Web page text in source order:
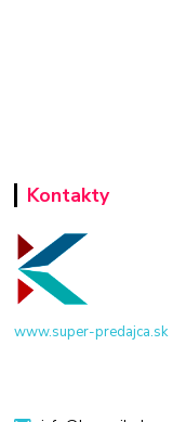
Kontakty
www.super-predajca.sk